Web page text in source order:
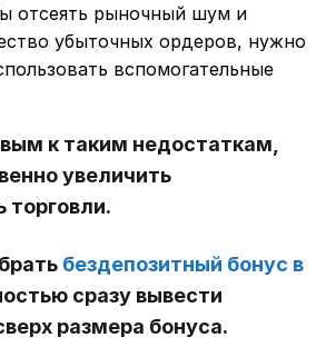
отсеять рыночный шум и
убыточных ордеров, нужно
вспомогательные
к таким недостаткам,
увеличить
торговли.
бездепозитный бонус в
сразу вывести
размера бонуса.